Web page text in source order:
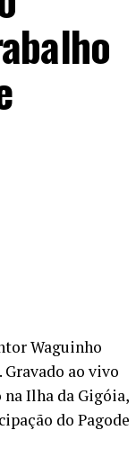
Waguinho
ao vivo
na Ilha da Gigóia,
do Pagode